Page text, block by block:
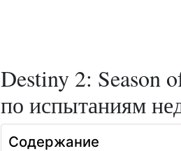
Destiny 2: Season
по испытаниям
Содержание